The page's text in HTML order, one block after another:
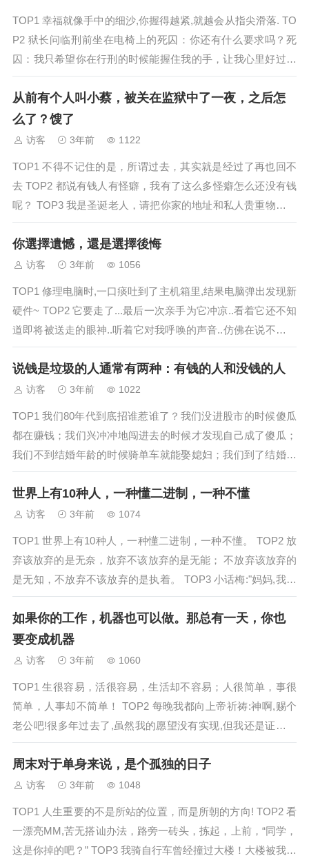
TOP1 幸福就像手中的细沙,你握得越紧,就越会从指尖滑落. TO
P2 狱长问临刑前坐在电椅上的死囚：你还有什么要求吗？死
囚：我只希望你在行刑的时候能握住我的手，让我心里好过一
点。 TOP3 正如有一种爱叫做放手，有一种失败叫做成功之
母，因此有一种单身叫做宁缺毋滥...
从前有个人叫小蔡，被关在监狱中了一夜，之后怎
么了？馊了
访客 3年前 1122
TOP1 不得不记住的是，所谓过去，其实就是经过了再也回不
去 TOP2 都说有钱人有怪癖，我有了这么多怪癖怎么还没有钱
呢？ TOP3 我是圣诞老人，请把你家的地址和私人贵重物品存
放地点发短信给我，为什么要贵重物品的存放地点啊？当然是
为礼物保险了，快！ TOP4&n...
你選擇遺憾，還是選擇後悔
访客 3年前 1056
TOP1 修理电脑时,一口痰吐到了主机箱里,结果电脑弹出发现新
硬件~ TOP2 它要走了...最后一次亲手为它冲凉..看着它还不知
道即将被送走的眼神..听着它对我呼唤的声音..仿佛在说不要丢
下我！..泪，最终还是流下了.. TOP3 《一家三口吃饭时的对
话》妈妈：“...
说钱是垃圾的人通常有两种：有钱的人和没钱的人
访客 3年前 1022
TOP1 我们80年代到底招谁惹谁了？我们没进股市的时候傻瓜
都在赚钱；我们兴冲冲地闯进去的时候才发现自己成了傻瓜；
我们不到结婚年龄的时候骑单车就能娶媳妇；我们到了结婚年
龄的时候没有洋房汽车娶不了媳妇；我们没找对象的时候姑娘
们是讲心的；我们找对象的时候姑娘们是讲金的； TOP2 ...
世界上有10种人，一种懂二进制，一种不懂
访客 3年前 1074
TOP1 世界上有10种人，一种懂二进制，一种不懂。 TOP2 放
弃该放弃的是无奈，放弃不该放弃的是无能； 不放弃该放弃的
是无知，不放弃不该放弃的是执着。 TOP3 小话梅:"妈妈,我今
天不舒服,可以不上学吗?"大话梅:"哪里...
如果你的工作，机器也可以做。那总有一天，你也
要变成机器
访客 3年前 1060
TOP1 生很容易，活很容易，生活却不容易；人很简单，事很
简单，人事却不简单！ TOP2 每晚我都向上帝祈祷:神啊,赐个
老公吧!很多年过去了,虽然我的愿望没有实现,但我还是证明了
上帝确实不懂中文... TOP3 肥胖是一件很痛苦的事情，但是这
个世界上有一件比肥胖更痛...
周末对于单身来说，是个孤独的日子
访客 3年前 1048
TOP1 人生重要的不是所站的位置，而是所朝的方向! TOP2 看
一漂亮MM,苦无搭讪办法，路旁一砖头，拣起，上前，“同学，
这是你掉的吧？” TOP3 我骑自行车曾经撞过大楼！大楼被我撞